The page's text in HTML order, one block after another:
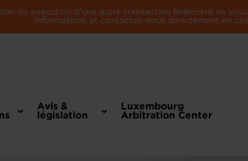
ou exécution d'une autre transaction financière ne
informations et contactez-nous directement en cas
Avis &
législation
Luxembourg
Arbitration Center